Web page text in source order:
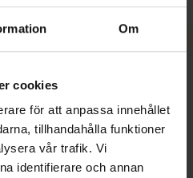
Om
cookies
för att anpassa innehållet
tillhandahålla funktioner
vår trafik. Vi
identifierare och annan
recept
Dölj
innan